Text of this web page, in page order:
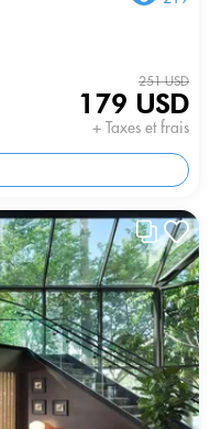
251 USD
179 USD
+ Taxes et frais